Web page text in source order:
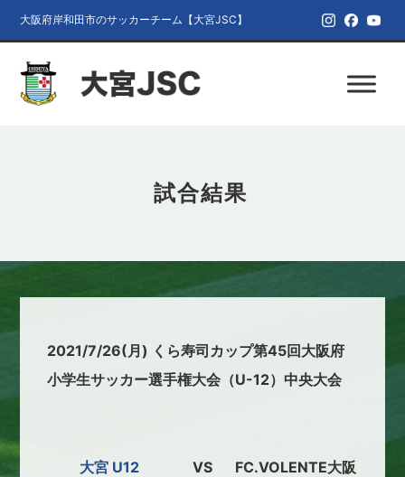
大阪府岸和田市のサッカーチーム【大宮JSC】
試合結果
2021/7/26(月) くら寿司カップ第45回大阪府
小学生サッカー選手権大会（U-12）中央大会
大宮 U12 VS FC.VOLENTE大阪